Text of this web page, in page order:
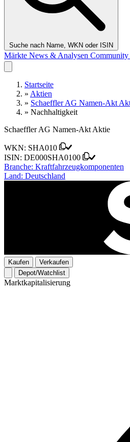
Suche nach Name, WKN oder ISIN
Märkte News & Analysen Community
Startseite
» Aktien
» Schaeffler AG Namen-Akt
» Nachhaltigkeit
Schaeffler AG Namen-Akt Aktie
WKN: SHA010
ISIN: DE000SHA0100
Branche: Kraftfahrzeugkomponenten
Land: Deutschland
Kaufen
Verkaufen
Depot/Watchlist
Marktkapitalisierung